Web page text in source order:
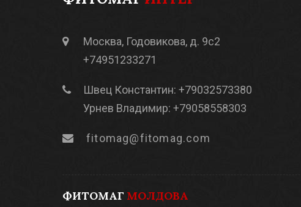
Москва, Годовикова, д. 9с2
+74951233271
Швец Константин: +79032573380
Урнев Владимир: +79058558303
fitomag@fitomag.com
ФИТОМАГ МОЛДОВА